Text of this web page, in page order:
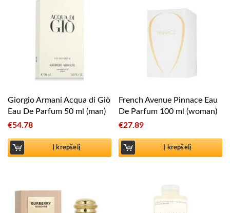
Giorgio Armani Acqua di Giò
Eau De Parfum 50 ml (man)
€54.78
Į krepšelį
French Avenue Pinnace Eau
De Parfum 100 ml (woman)
€27.89
Į krepšelį